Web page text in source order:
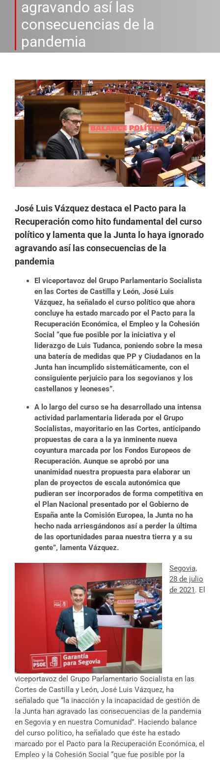
agravando así las
consecuencias de la
pandemia
Ver
imagen
más
grande
José Luis Vázquez destaca el Pacto para la
Recuperación como hito fundamental del curso
político y lamenta que la Junta lo haya ignorado
agravando así las consecuencias de la
pandemia
El viceportavoz del Grupo Parlamentario Socialista
en las Cortes de Castilla y León, José Luis
Vázquez, ha señalado el curso político que ahora
concluye ha estado marcado por el Pacto para la
Recuperación Económica, el Empleo y la Cohesión
Social “que fue posible por la iniciativa y el
liderazgo de Luis Tudanca, poniendo sobre la mesa
una batería de medidas que PP y Ciudadanos en la
Junta han incumplido sistemáticamente, con el
consiguiente perjuicio para los segovianos y los
castellanos y leoneses”.
A lo largo del curso se ha desarrollado una intensa
actividad parlamentaria liderada por el Grupo
Socialistas, mayoritario en las Cortes, anticipando
propuestas de cara a la ya inminente nueva
coyuntura marcada por los Fondos Europeos de
Recuperación. Aunque se aprobó por una
unanimidad nuestra propuesta para elaborar un
plan de proyectos de escala autonómica que
pudieran ser incorporados de forma competitiva en
el Plan Nacional presentado por el Gobierno de
España ante la Comisión Europea, la Junta no ha
hecho nada arriesgándonos así a perder la última
de las oportunidades paraa nuestra tierra y a su
gente”, lamenta Vázquez.
Segovia,
28 de julio
de 2021. El
viceportavoz del Grupo Parlamentario Socialista en las
Cortes de Castilla y León, José Luis Vázquez, ha
señalado que “la inacción y la incapacidad de gestión de
la Junta han agravado las consecuencias de la pandemia
en Segovia y en nuestra Comunidad”. Haciendo balance
del curso político, ha señalado que éste ha estado
marcado por el Pacto para la Recuperación Económica, el
Empleo y la Cohesión Social “que fue posible por la